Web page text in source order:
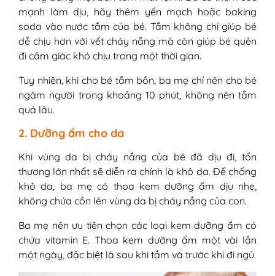
mạnh làm dịu, hãy thêm yến mạch hoặc baking
soda vào nước tắm của bé. Tắm không chỉ giúp bé
dễ chịu hơn với vết cháy nắng mà còn giúp bé quên
đi cảm giác khó chịu trong một thời gian.
Tuy nhiên, khi cho bé tắm bồn, ba mẹ chỉ nên cho bé
ngâm người trong khoảng 10 phút, không nên tắm
quá lâu.
2. Dưỡng ẩm cho da
Khi vùng da bị cháy nắng của bé đã dịu đi, tổn
thương lớn nhất sẽ diễn ra chính là khô da. Để chống
khô da, ba mẹ có thoa kem dưỡng ẩm dịu nhẹ,
không chứa cồn lên vùng da bị cháy nắng của con.
Ba mẹ nên ưu tiên chọn các loại kem dưỡng ẩm có
chứa vitamin E. Thoa kem dưỡng ẩm một vài lần
một ngày, đặc biệt là sau khi tắm và trước khi đi ngủ.